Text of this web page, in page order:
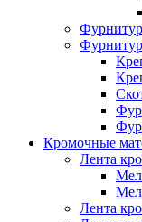
Кромочные
Лента
Лента